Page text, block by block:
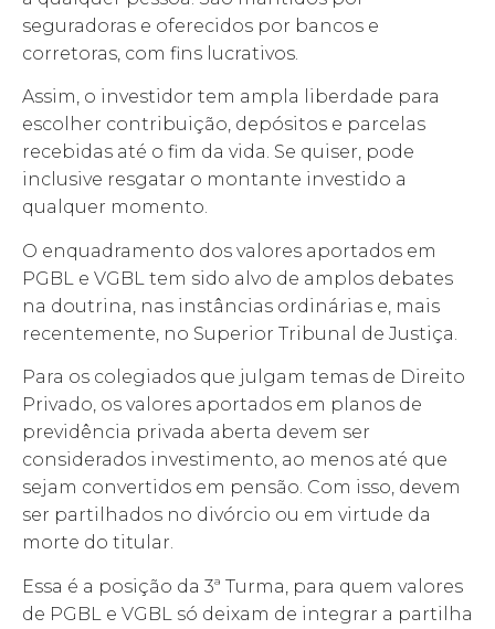
seguradoras e oferecidos por bancos e
corretoras, com fins lucrativos.
Assim, o investidor tem ampla liberdade para
escolher contribuição, depósitos e parcelas
recebidas até o fim da vida. Se quiser, pode
inclusive resgatar o montante investido a
qualquer momento.
O enquadramento dos valores aportados em
PGBL e VGBL tem sido alvo de amplos debates
na doutrina, nas instâncias ordinárias e, mais
recentemente, no Superior Tribunal de Justiça.
Para os colegiados que julgam temas de Direito
Privado, os valores aportados em planos de
previdência privada aberta devem ser
considerados investimento, ao menos até que
sejam convertidos em pensão. Com isso, devem
ser partilhados no divórcio ou em virtude da
morte do titular.
Essa é a posição da 3ª Turma, para quem valores
de PGBL e VGBL só deixam de integrar a partilha